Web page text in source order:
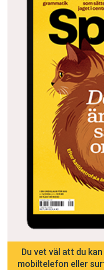
Du vet väl att du
mobiltelefon eller